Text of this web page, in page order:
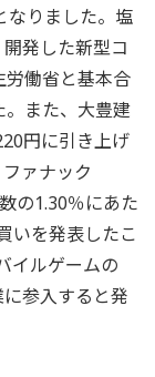
なりました。塩
発した新型コ
労働省と基本合
。また、大豊建
円に引き上げ
ァナック
の1.30％にあた
いを発表したこ
イルゲームの
参入すると発